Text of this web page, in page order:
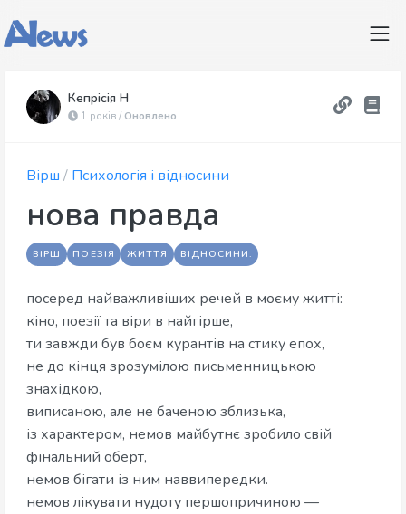
Кепрісія Н
1 років / Оновлено
Вірш / Психологія і відносини
нова правда
ВІРШ ПОЕЗІЯ ЖИТТЯ ВІДНОСИНИ.
посеред найважливіших речей в моєму житті:
кіно, поезії та віри в найгірше,
ти завжди був боєм курантів на стику епох,
не до кінця зрозумілою письменницькою
знахідкою,
виписаною, але не баченою зблизька,
із характером, немов майбутнє зробило свій
фінальний оберт,
немов бігати із ним наввипередки.
немов лікувати нудоту першопричиною —